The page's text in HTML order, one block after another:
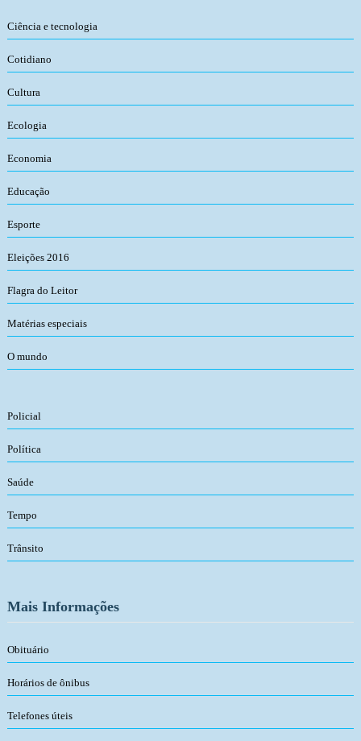
Ciência e tecnologia
Cotidiano
Cultura
Ecologia
Economia
Educação
Esporte
Eleições 2016
Flagra do Leitor
Matérias especiais
O mundo
Policial
Política
Saúde
Tempo
Trânsito
Mais Informações
Obituário
Horários de ônibus
Telefones úteis